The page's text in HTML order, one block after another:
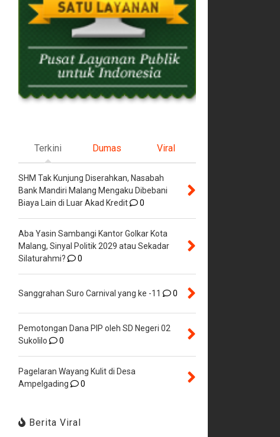
Terkini Dumas Viral
SHM Tak Kunjung Diserahkan, Nasabah
Bank Mandiri Malang Mengaku Dibebani
Biaya Lain di Luar Akad Kredit
0
Aba Yasin Sambangi Kantor Golkar Kota
Malang, Sinyal Politik 2029 atau Sekadar
Silaturahmi?
0
Sanggrahan Suro Carnival yang ke -11 0
Pemotongan Dana PIP oleh SD Negeri 02
Sukolilo
0
Pagelaran Wayang Kulit di Desa
Ampelgading
0
Berita Viral